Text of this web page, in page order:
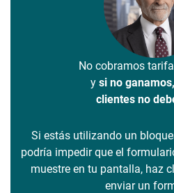
No cobramos
y si no
clientes no
Si estás utilizando un
podría impedir que el
muestre en tu pantalla, haz
enviar un